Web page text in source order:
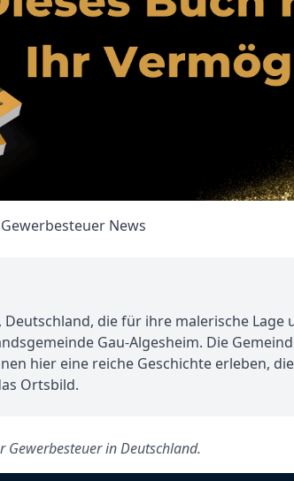
die für ihre malerische
Gau-Algesheim. Die
hier eine reiche Geschichte erleben,
Ortsbild.
in Deutschland.